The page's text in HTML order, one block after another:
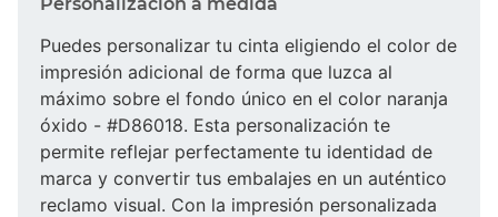
Puedes personalizar tu cinta eligiendo el color de
impresión adicional de forma que luzca al
máximo sobre el fondo único en el color naranja
óxido - #D86018. Esta personalización te
permite reflejar perfectamente tu identidad de
marca y convertir tus embalajes en un auténtico
reclamo visual. Con la impresión personalizada